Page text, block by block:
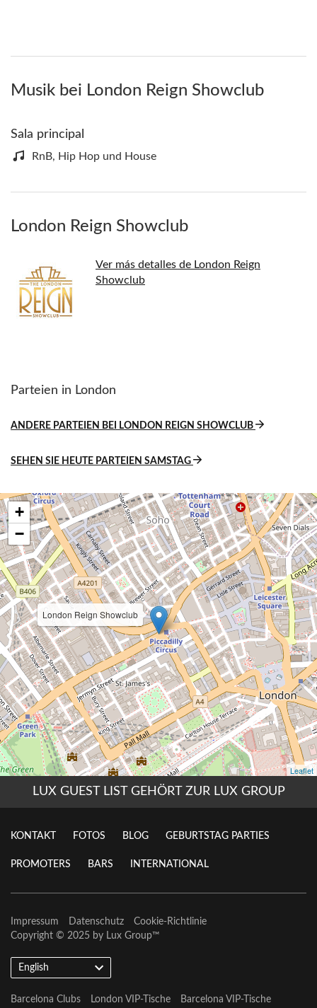
Musik bei London Reign Showclub
Sala principal
RnB, Hip Hop und House
London Reign Showclub
Ver más detalles de London Reign
Showclub
Parteien in London
ANDERE PARTEIEN BEI LONDON REIGN SHOWCLUB
SEHEN SIE HEUTE PARTEIEN SAMSTAG
LUX GUEST LIST GEHÖRT ZUR LUX GROUP
KONTAKT FOTOS BLOG GEBURTSTAG PARTIES
PROMOTERS BARS INTERNATIONAL
Impressum Datenschutz
Cookie-Richtlinie
Copyright © 2025 by Lux Group™
English
Barcelona Clubs London VIP-Tische Barcelona VIP-Tische